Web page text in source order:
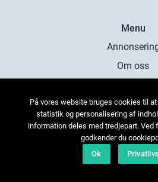
Menu
Om oss
Kontakta
Sitemap
På vores website bruges cookies til
statistik og personalisering af
information deles med tredjepart.
godkender du
Ok